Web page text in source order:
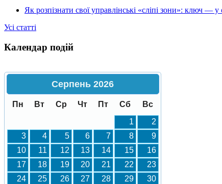
Як розпізнати свої управлінські «сліпі зони»: ключ — у
Усі статті
Календар подій
Серпень 2026
Пн Вт Ср Чт Пт Сб Вс
1
2
3
4 5 6 7 8
9
10
11 12 13 14 15
16
17
18 19 20 21 22
23
24
25 26 27 28 29
30